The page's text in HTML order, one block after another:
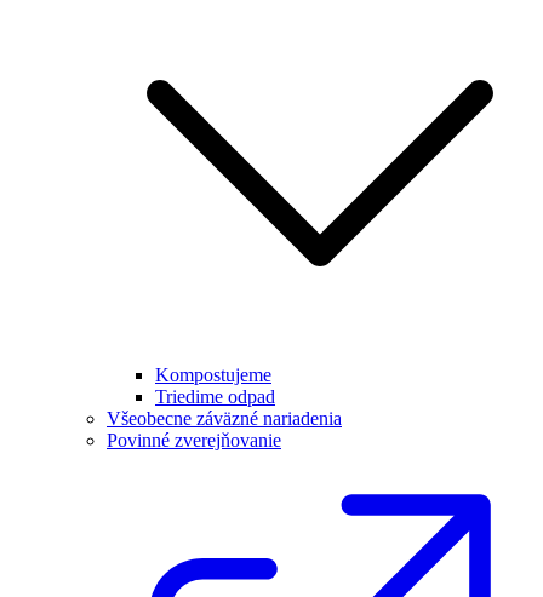
Kompostujeme
Triedime odpad
Všeobecne záväzné nariadenia
Povinné zverejňovanie